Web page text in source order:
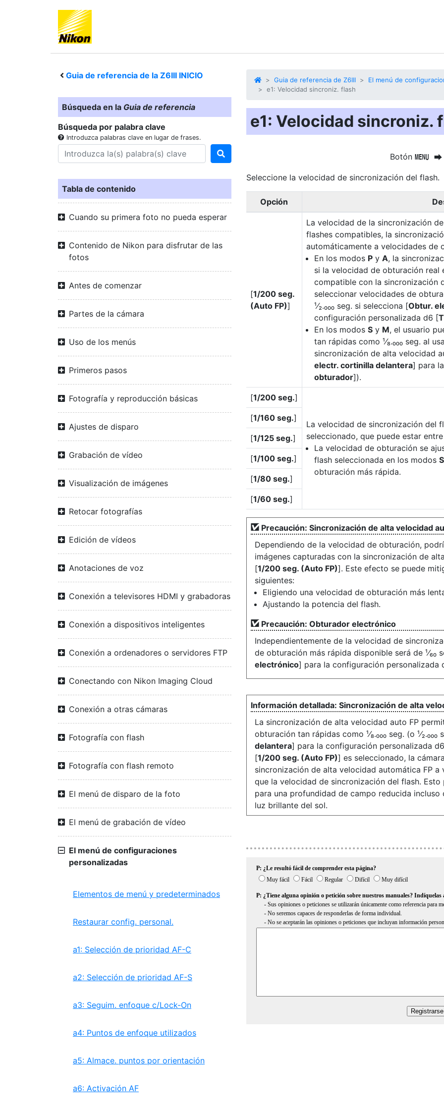
Guia de referencia de la Z6III INICIO
Búsqueda en la Guia de referencia
Búsqueda por palabra clave
Introduzca palabras clave en lugar de frases.
Tabla de contenido
Cuando su primera foto no pueda esperar
Contenido de Nikon para disfrutar de las
fotos
Antes de comenzar
Partes de la cámara
Uso de los menús
Primeros pasos
Fotografía y reproducción básicas
Ajustes de disparo
Grabación de vídeo
Visualización de imágenes
Retocar fotografías
Edición de vídeos
Anotaciones de voz
Conexión a televisores HDMI y grabadoras
Conexión a dispositivos inteligentes
Conexión a ordenadores o servidores FTP
Conectando con Nikon Imaging Cloud
Conexión a otras cámaras
Fotografía con flash
Fotografía con flash remoto
El menú de disparo de la foto
El menú de grabación de vídeo
El menú de configuraciones
personalizadas
Elementos de menú y predeterminados
Restaurar config. personal.
a1: Selección de prioridad AF-C
a2: Selección de prioridad AF-S
a3: Seguim. enfoque c/Lock-On
a4: Puntos de enfoque utilizados
a5: Almace. puntos por orientación
a6: Activación AF
Guia de referencia de Z6III
El menú de
e1: Velocidad sincroniz. flash
e1: Velocidad sincroniz.
Botón G U
Seleccione la velocidad de sincronización del flash.
Opción
[1/200 seg.
(Auto FP)]
La velocidad de la sincronización
flashes compatibles, la
automáticamente a velocidades de
En los modos P y A, la
si la velocidad de obturación real
compatible con la sincronización
seleccionar velocidades de
¹⁄₂.₀₀₀ seg. si selecciona [Obtur.
configuración personalizada d6 [
En los modos S y M, el usuario
tan rápidas como ¹⁄₈.₀₀₀ seg. al
sincronización de alta velocidad
electr. cortinilla delantera] para
obturador]).
[1/200 seg.]
La velocidad de sincronización del
seleccionado, que puede estar entre
La velocidad de obturación se
flash seleccionada en los modos S
obturación más rápida.
[1/160 seg.]
[1/125 seg.]
[1/100 seg.]
[1/80 seg.]
[1/60 seg.]
Precaución: Sincronización de alta velocidad
Dependiendo de la velocidad de obturación,
imágenes capturadas con la sincronización de
[1/200 seg. (Auto FP)]. Este efecto se puede
siguientes:
Eligiendo una velocidad de obturación más
Ajustando la potencia del flash.
Precaución: Obturador electrónico
Independientemente de la velocidad de
de obturación más rápida disponible será de ¹⁄₆₀
electrónico] para la configuración personalizada
Sincronización de alta
La sincronización de alta velocidad auto FP
obturación tan rápidas como ¹⁄₈.₀₀₀ seg. (o
delantera] para la configuración personalizada
[1/200 seg. (Auto FP)] es seleccionado, la
sincronización de alta velocidad automática FP
que la velocidad de sincronización del flash.
para una profundidad de campo reducida
luz brillante del sol.